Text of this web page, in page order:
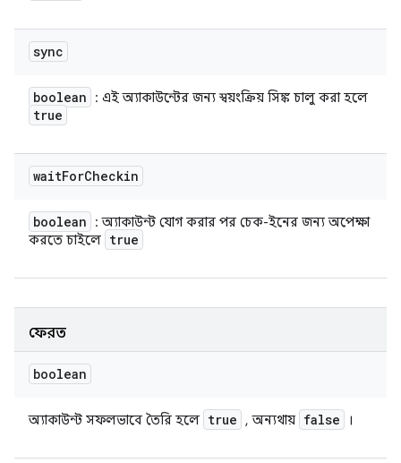
sync
boolean : এই অ্যাকাউন্টের জন্য স্বয়ংক্রিয় সিঙ্ক চালু করা হলে
true
waitForCheckin
boolean
: অ্যাকাউন্ট যোগ করার পর চেক-ইনের জন্য অপেক্ষা
করতে চাইলে true
ফেরত
boolean
অ্যাকাউন্ট সফলভাবে তৈরি হলে true , অন্যথায় false ।